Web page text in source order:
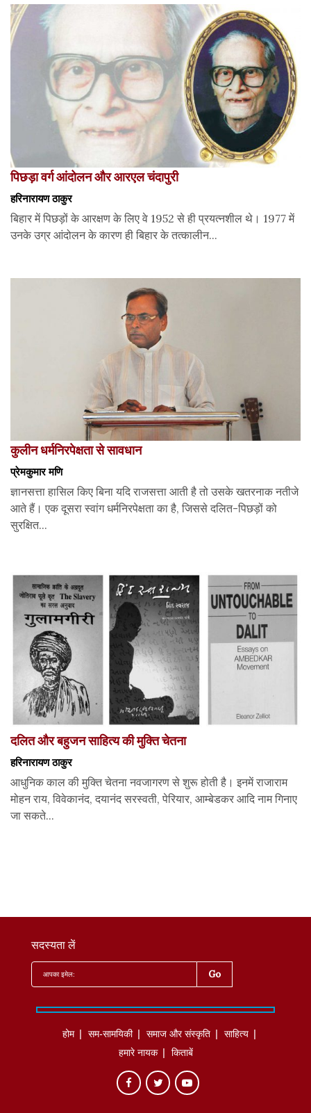
पिछड़ा वर्ग आंदोलन और आरएल चंदापुरी
हरिनारायण ठाकुर
बिहार में पिछड़ों के आरक्षण के लिए वे 1952 से ही प्रयत्नशील थे। 1977 में
उनके उग्र आंदोलन के कारण ही बिहार के तत्कालीन...
कुलीन धर्मनिरपेक्षता से सावधान
प्रेमकुमार मणि
ज्ञानसत्ता हासिल किए बिना यदि राजसत्ता आती है तो उसके खतरनाक नतीजे
आते हैं। एक दूसरा स्वांग धर्मनिरपेक्षता का है, जिससे दलित-पिछड़ों को
सुरक्षित...
दलित और बहुजन साहित्य की मुक्ति चेतना
हरिनारायण ठाकुर
आधुनिक काल की मुक्ति चेतना नवजागरण से शुरू होती है। इनमें राजाराम
मोहन राय, विवेकानंद, दयानंद सरस्वती, पेरियार, आम्बेडकर आदि नाम गिनाए
जा सकते...
सदस्यता लें
होम सम-सामयिकी समाज और संस्कृति
साहित्‍य
हमारे नायक
किताबें